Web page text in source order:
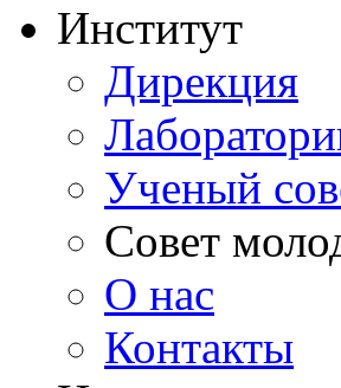
Институт
Дирекция
Ученый
Совет
О нас
Контакты